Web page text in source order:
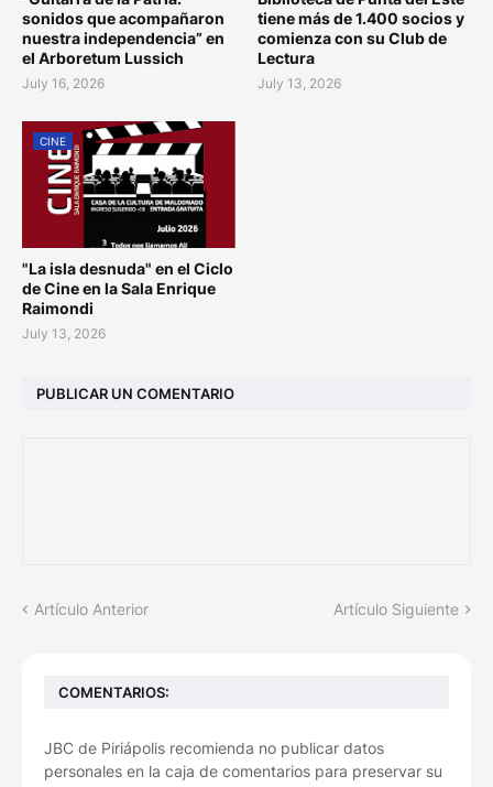
sonidos que acompañaron
nuestra independencia” en
el Arboretum Lussich
July 16, 2026
tiene más de 1.400 socios y
comienza con su Club de
Lectura
July 13, 2026
CINE
"La isla desnuda" en el Ciclo
de Cine en la Sala Enrique
Raimondi
July 13, 2026
PUBLICAR UN COMENTARIO
Artículo Anterior Artículo Siguiente
COMENTARIOS:
JBC de Piriápolis recomienda no publicar datos
personales en la caja de comentarios para preservar su